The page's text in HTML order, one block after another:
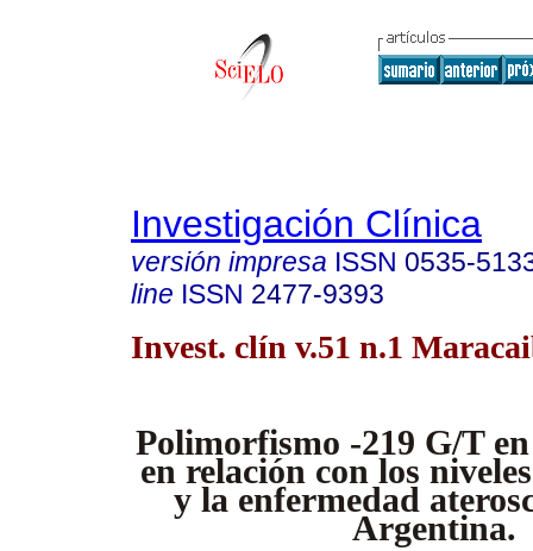
Investigación Clínica
versión impresa ISSN 0535-
line ISSN 2477-9393
Invest. clín v.51 n.1
Polimorfismo -219 G/T
en relación con los
y la enfermedad
Argentina.